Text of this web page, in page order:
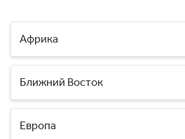
Африка
Ближний Восток
Европа